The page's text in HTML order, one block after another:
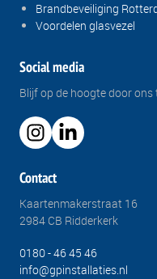
Brandbeveiliging
Voordelen glasvezel
Social media
Blijf op de hoogte door
Contact
Kaartenmakerstraat 16
2984 CB Ridderkerk
0180 - 46 45 46
info@gpinstallaties.nl